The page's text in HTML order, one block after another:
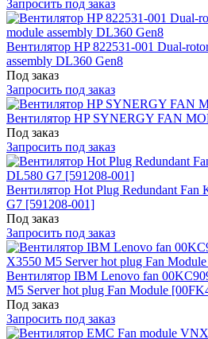
Запросить под заказ
Вентилятор HP 822531-001 Dual-
assembly DL360 Gen8
Под заказ
Запросить под заказ
Вентилятор HP SYNERGY FAN
Под заказ
Запросить под заказ
Вентилятор Hot Plug Redundant Fan
G7 [591208-001]
Под заказ
Запросить под заказ
Вентилятор IBM Lenovo fan
M5 Server hot plug Fan Module
Под заказ
Запросить под заказ